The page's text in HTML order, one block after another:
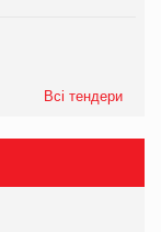
Всі тендери